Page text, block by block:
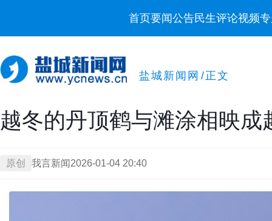
首页要闻公告民生评论视频
盐城新闻网 /正文
越冬的丹顶鹤与滩涂相映成
原创 我言新闻 2026-01-04 20:40